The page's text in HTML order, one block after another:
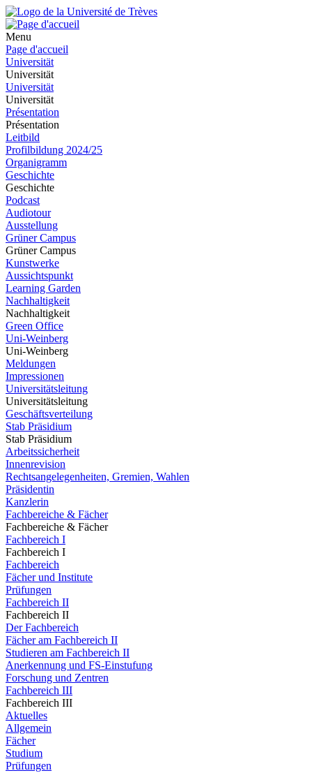
Menu
Page d'accueil
Universität
Universität
Universität
Universität
Présentation
Présentation
Leitbild
Profilbildung 2024/25
Organigramm
Geschichte
Geschichte
Podcast
Audiotour
Ausstellung
Grüner Campus
Grüner Campus
Kunstwerke
Aussichtspunkt
Learning Garden
Nachhaltigkeit
Nachhaltigkeit
Green Office
Uni-Weinberg
Uni-Weinberg
Meldungen
Impressionen
Universitätsleitung
Universitätsleitung
Geschäftsverteilung
Stab Präsidium
Stab Präsidium
Arbeitssicherheit
Innenrevision
Rechtsangelegenheiten, Gremien, Wahlen
Präsidentin
Kanzlerin
Fachbereiche & Fächer
Fachbereiche & Fächer
Fachbereich I
Fachbereich I
Fachbereich
Fächer und Institute
Prüfungen
Fachbereich II
Fachbereich II
Der Fachbereich
Fächer am Fachbereich II
Studieren am Fachbereich II
Anerkennung und FS-Einstufung
Forschung und Zentren
Fachbereich III
Fachbereich III
Aktuelles
Allgemein
Fächer
Studium
Prüfungen